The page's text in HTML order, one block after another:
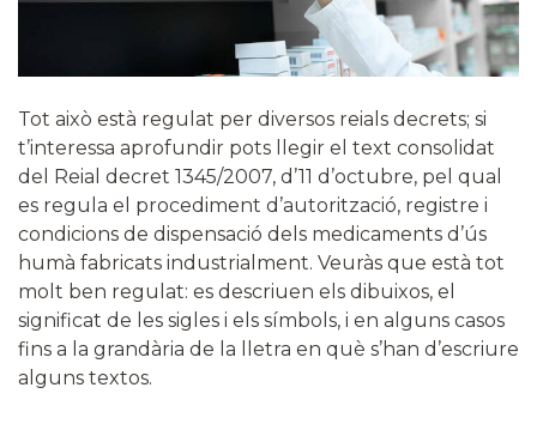
Tot això està regulat per diversos reials decrets; si
t’interessa aprofundir pots llegir el text consolidat
del Reial decret 1345/2007, d’11 d’octubre, pel qual
es regula el procediment d’autorització, registre i
condicions de dispensació dels medicaments d’ús
humà fabricats industrialment. Veuràs que està tot
molt ben regulat: es descriuen els dibuixos, el
significat de les sigles i els símbols, i en alguns casos
fins a la grandària de la lletra en què s’han d’escriure
alguns textos.